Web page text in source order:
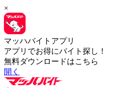
×
マッハバイトアプリ
アプリでお得にバイト探し！
無料ダウンロードはこちら
開く